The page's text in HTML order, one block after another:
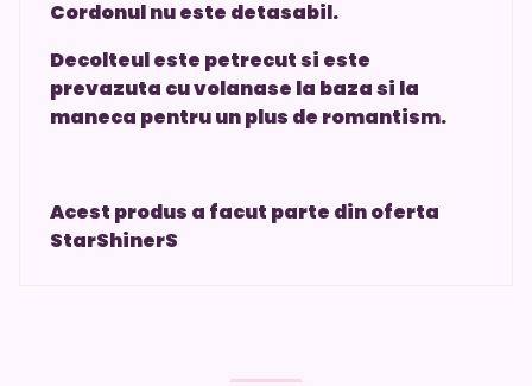
Cordonul nu este detasabil.
Decolteul este petrecut si este
prevazuta cu volanase la baza si la
maneca pentru un plus de romantism.
Acest produs a facut parte din oferta
StarShinerS